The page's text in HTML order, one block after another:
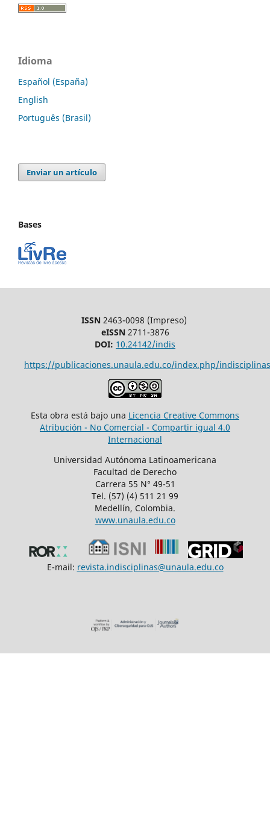
Idioma
Español (España)
English
Português (Brasil)
Enviar un artículo
Bases
ISSN2463-0098 (Impreso)
eISSN2711-3876
DOI: 10.24142/indis
https://publicaciones.unaula.edu.co/index.php/
Esta obra está bajo una Licencia Creative Commons
Atribución - No Comercial - Compartir igual 4.0
Internacional
Universidad Autónoma Latinoamericana
Facultad de Derecho
Carrera 55 N° 49-51
Tel. (57) (4) 511 21 99
Medellín, Colombia.
www.unaula.edu.co
E-mail: revista.indisciplinas@unaula.edu.co